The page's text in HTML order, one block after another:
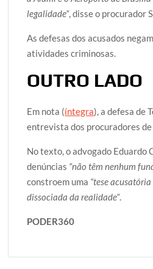
legalidade”, disse o procurador
As defesas dos acusados
atividades criminosas.
OUTRO LADO
Em nota (íntegra), a defesa de
entrevista dos procuradores de
No texto, o advogado Eduardo
denúncias “não têm nenhum
constroem uma “tese
dissociada da realidade”.
PODER360